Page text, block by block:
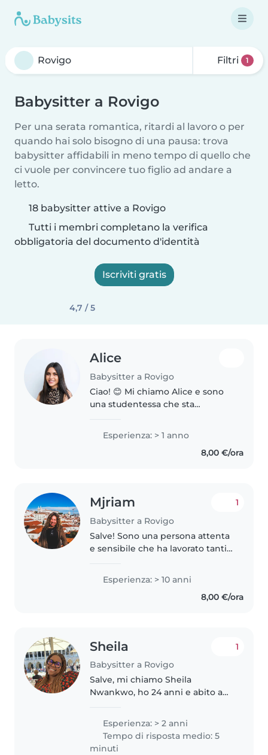
Filtri 1
Babysitter a Rovigo
Per una serata romantica, ritardi al lavoro o per
quando hai solo bisogno di una pausa: trova
babysitter affidabili in meno tempo di quello che
ci vuole per convincere tuo figlio ad andare a
letto.
18 babysitter attive a Rovigo
Tutti i membri completano la verifica
obbligatoria del documento d'identità
Iscriviti gratis
4,7 / 5
Alice
Babysitter a Rovigo
Ciao! 😊 Mi chiamo Alice e sono
una studentessa che sta
una persona solare, responsabile
e paziente, e mi piace trascorrere
il tempo con i bambini. Nel..
Esperienza: > 1 anno
8,00 €/ora
Mjriam
Babysitter a Rovigo
1
Salve! Sono una persona attenta
e sensibile che ha lavorato tanti
classe). La mia filosofia di lavoro
con i bambini è accompagnarli..
Esperienza: > 10 anni
8,00 €/ora
Sheila
Babysitter a Rovigo
1
Salve, mi chiamo Sheila
Nwankwo, ho 24 anni e abito a
Medicina e Chirurgia presso
Alma Mater Studiorum di
Bologna e attualmente sono
Esperienza: > 2 anni
Tempo di risposta medio: 5
minuti